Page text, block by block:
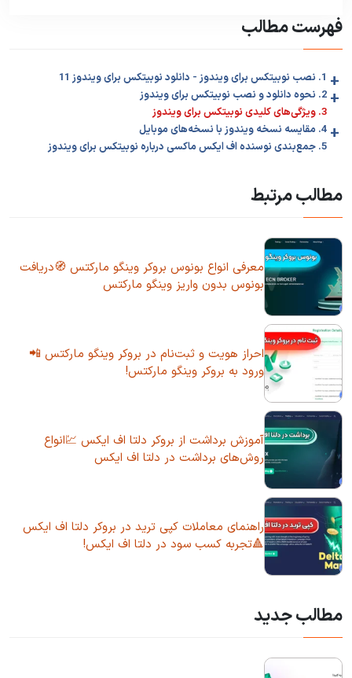
فهرست مطالب
1. نصب نوبیتکس برای ویندوز - دانلود نوبیتکس برای ویندوز 11 +
2. نحوه دانلود و نصب نوبیتکس برای ویندوز +
3. ویژگی‌های کلیدی نوبیتکس برای ویندوز
4. مقایسه نسخه ویندوز با نسخه‌های موبایل +
5. جمع‌بندی نوسنده اف ایکس ماکسی درباره نوبیتکس برای ویندوز
مطالب مرتبط
معرفی انواع بونوس بروکر وینگو مارکتس 🧭دریافت
بونوس بدون واریز وینگو مارکتس
احراز هویت و ثبت‌نام در بروکر وینگو مارکتس 📲
ورود به بروکر وینگو مارکتس!
آموزش برداشت از بروکر دلتا اف ایکس 💹انواع
روش‌های برداشت در دلتا اف ایکس
راهنمای معاملات کپی ترید در بروکر دلتا اف ایکس
🔺تجربه کسب سود در دلتا اف ایکس!
مطالب جدید